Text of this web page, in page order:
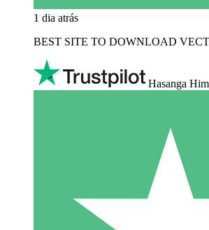
1 dia atrás
BEST SITE TO DOWNLOAD
Hasanga